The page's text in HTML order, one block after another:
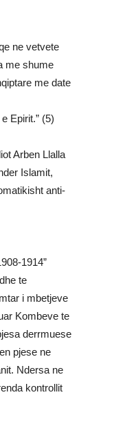
ne vetvete
me shume
me date
Epirit.” (5)
Arben Llalla
Islamit,
anti-
1914”
te
i mbetjeve
Kombeve te
derrmuese
pjese ne
Ndersa ne
kontrollit